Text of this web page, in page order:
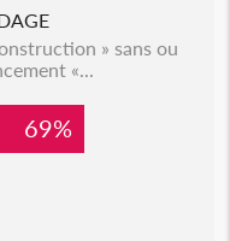
» sans ou
«...
69%